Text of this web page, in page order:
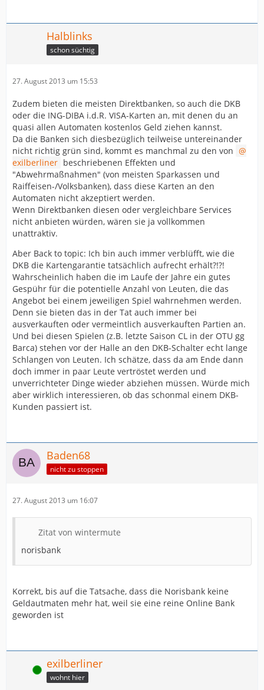
Halblinks
schon süchtig
27. August 2013 um 15:53
Zudem bieten die meisten Direktbanken, so auch die DKB
oder die ING-DIBA i.d.R. VISA-Karten an, mit denen du an
quasi allen Automaten kostenlos Geld ziehen kannst.
Da die Banken sich diesbezüglich teilweise untereinander
nicht richtig grün sind, kommt es manchmal zu den von
exilberliner beschriebenen Effekten und
"Abwehrmaßnahmen" (von meisten Sparkassen und
Raiffeisen-/Volksbanken), dass diese Karten an den
Automaten nicht akzeptiert werden.
Wenn Direktbanken diesen oder vergleichbare Services
nicht anbieten würden, wären sie ja vollkommen
unattraktiv.
Aber Back to topic: Ich bin auch immer verblüfft, wie die
DKB die Kartengarantie tatsächlich aufrecht erhält?!?!
Wahrscheinlich haben die im Laufe der Jahre ein gutes
Gespühr für die potentielle Anzahl von Leuten, die das
Angebot bei einem jeweiligen Spiel wahrnehmen werden.
Denn sie bieten das in der Tat auch immer bei
ausverkauften oder vermeintlich ausverkauften Partien an.
Und bei diesen Spielen (z.B. letzte Saison CL in der OTU gg
Barca) stehen vor der Halle an den DKB-Schalter echt lange
Schlangen von Leuten. Ich schätze, dass da am Ende dann
doch immer in paar Leute vertröstet werden und
unverrichteter Dinge wieder abziehen müssen. Würde mich
aber wirklich interessieren, ob das schonmal einem DKB-
Kunden passiert ist.
Baden68
nicht zu stoppen
27. August 2013 um 16:07
Zitat von wintermute
norisbank
Korrekt, bis auf die Tatsache, dass die Norisbank keine
Geldautmaten mehr hat, weil sie eine reine Online Bank
geworden ist
Online exilberliner
wohnt hier